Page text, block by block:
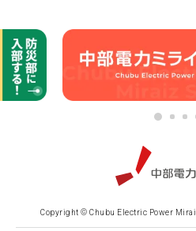
Copyright © Chubu Electric Power